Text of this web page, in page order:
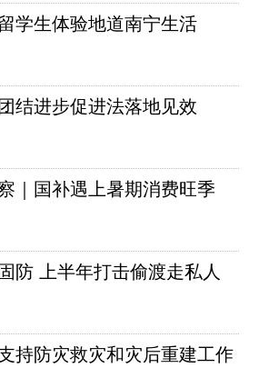
学生体验地道南宁生活
结进步促进法落地见效
｜国补遇上暑期消费旺季
防 上半年打击偷渡走私人
持防灾救灾和灾后重建工作